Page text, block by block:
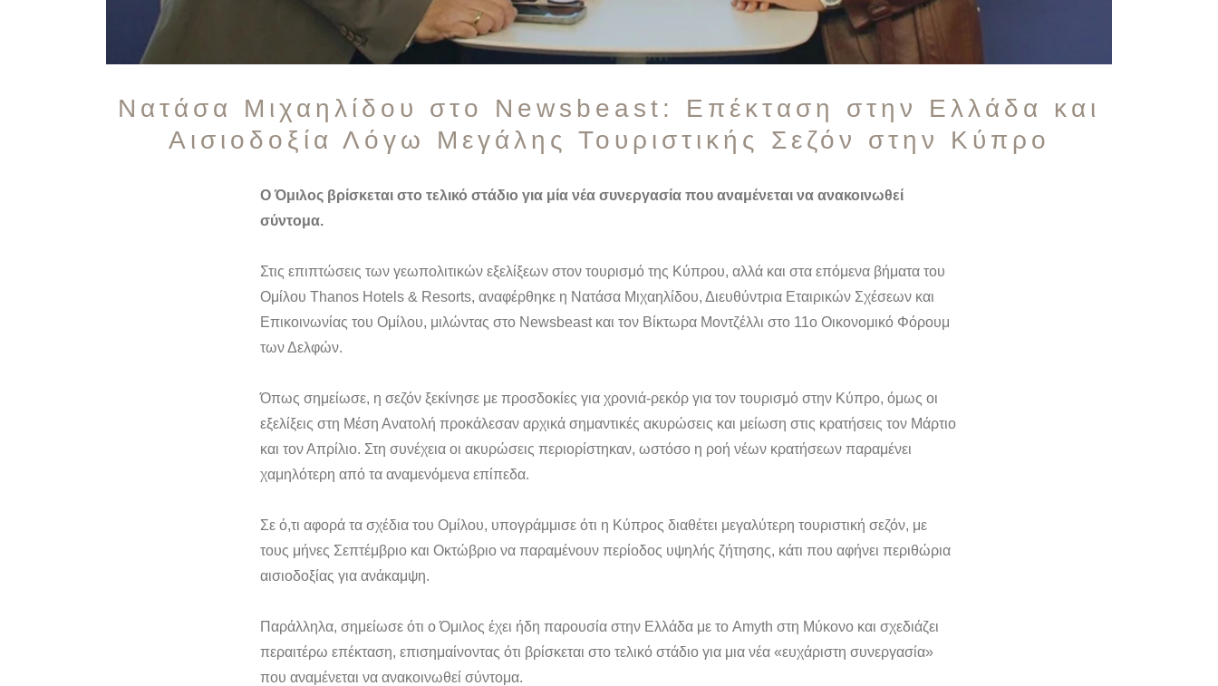
Νατάσα Μιχαηλίδου στο Newsbeast: Επέκταση στην Ελλάδα και
Αισιοδοξία Λόγω Μεγάλης Τουριστικής Σεζόν στην Κύπρο
Ο Όμιλος βρίσκεται στο τελικό στάδιο για μία νέα συνεργασία που αναμένεται να ανακοινωθεί
σύντομα.
Στις επιπτώσεις των γεωπολιτικών εξελίξεων στον τουρισμό της Κύπρου, αλλά και στα επόμενα βήματα του
Ομίλου Thanos Hotels & Resorts, αναφέρθηκε η Νατάσα Μιχαηλίδου, Διευθύντρια Εταιρικών Σχέσεων και
Επικοινωνίας του Ομίλου, μιλώντας στο Newsbeast και τον Βίκτωρα Μοντζέλλι στο 11ο Οικονομικό Φόρουμ
των Δελφών.
Όπως σημείωσε, η σεζόν ξεκίνησε με προσδοκίες για χρονιά-ρεκόρ για τον τουρισμό στην Κύπρο, όμως οι
εξελίξεις στη Μέση Ανατολή προκάλεσαν αρχικά σημαντικές ακυρώσεις και μείωση στις κρατήσεις τον Μάρτιο
και τον Απρίλιο. Στη συνέχεια οι ακυρώσεις περιορίστηκαν, ωστόσο η ροή νέων κρατήσεων παραμένει
χαμηλότερη από τα αναμενόμενα επίπεδα.
Σε ό,τι αφορά τα σχέδια του Ομίλου, υπογράμμισε ότι η Κύπρος διαθέτει μεγαλύτερη τουριστική σεζόν, με
τους μήνες Σεπτέμβριο και Οκτώβριο να παραμένουν περίοδος υψηλής ζήτησης, κάτι που αφήνει περιθώρια
αισιοδοξίας για ανάκαμψη.
Παράλληλα, σημείωσε ότι ο Όμιλος έχει ήδη παρουσία στην Ελλάδα με το Amyth στη Μύκονο και σχεδιάζει
περαιτέρω επέκταση, επισημαίνοντας ότι βρίσκεται στο τελικό στάδιο για μια νέα «ευχάριστη συνεργασία»
που αναμένεται να ανακοινωθεί σύντομα.